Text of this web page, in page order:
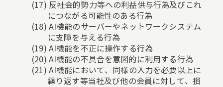
反社会的勢力等への利益供与行為及びこれ
につながる可能性のある行為
AI機能のサーバーやネットワークシステム
に支障を与える行為
AI機能を不正に操作する行為
AI機能の不具合を意図的に利用する行為
AI機能において、同様の入力を必要以上に
繰り返す等当社及び他の会員に対して、損